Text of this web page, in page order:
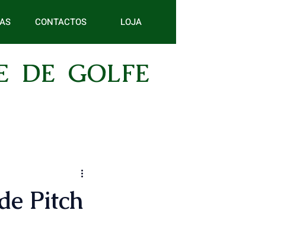
CONTACTOS LOJA
DE GOLFE
Pitch